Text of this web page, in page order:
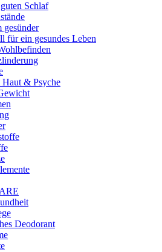
Schlaf
gesünder
für ein gesundes Leben
& Psyche
Deodorant